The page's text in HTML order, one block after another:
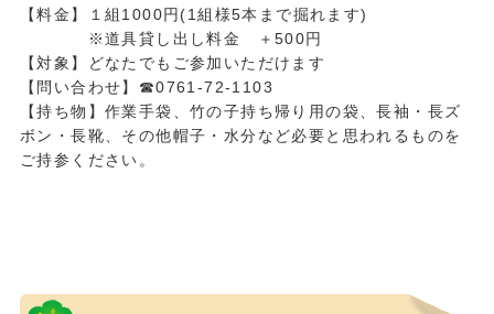
【料金】１組1000円(1組様5本まで掘れます)
※道具貸し出し料金 ＋500円
【対象】どなたでもご参加いただけます
【問い合わせ】☎0761-72-1103
【持ち物】作業手袋、竹の子持ち帰り用の袋、長袖・長ズ
ボン・長靴、その他帽子・水分など必要と思われるものを
ご持参ください。